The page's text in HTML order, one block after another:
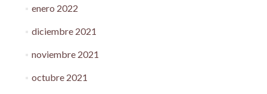
enero 2022
diciembre 2021
noviembre 2021
octubre 2021